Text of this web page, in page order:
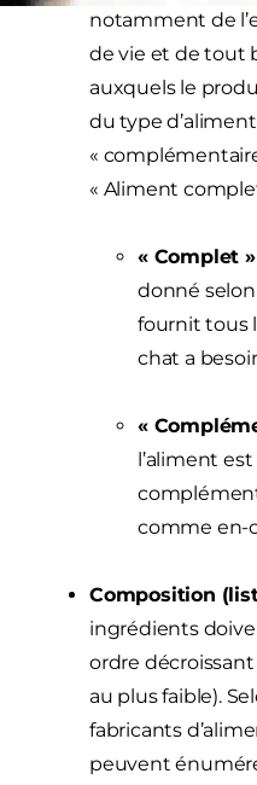
notamment de
de vie et de tout
auxquels le
du type
«
« Aliment
« Complet »
donné
fournit tous
chat a
«
l’aliment
comme en-
Composition
ingrédients
ordre
au plus faible).
fabricants
peuvent